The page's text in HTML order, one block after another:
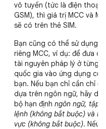
vô tuyến (tức là điện thoại
GSM), thì giá trị MCC và
sẽ có trên thẻ SIM.
Bạn cũng có thể sử dụng
riêng MCC, ví dụ: để đưa
tài nguyên pháp lý ở từng
quốc gia vào ứng dụng của
bạn. Nếu bạn chỉ cần chỉ
dựa trên ngôn ngữ, hãy
bộ hạn định ngôn ngữ, tập
lệnh (không bắt buộc) và
vực (không bắt buộc). Nếu